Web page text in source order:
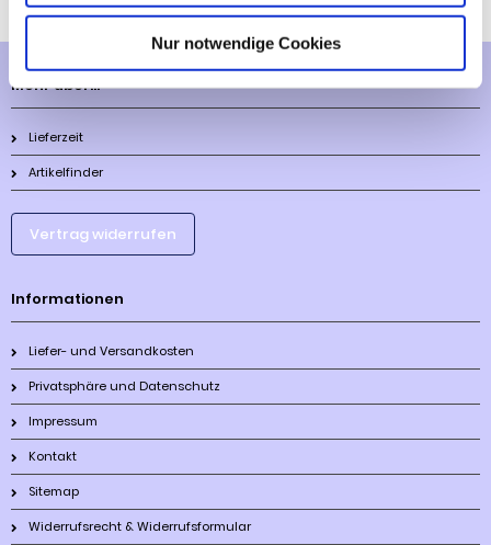
Nur notwendige Cookies
Mehr über...
Lieferzeit
Artikelfinder
Vertrag widerrufen
Informationen
Liefer- und Versandkosten
Privatsphäre und Datenschutz
Impressum
Kontakt
Sitemap
Widerrufsrecht & Widerrufsformular